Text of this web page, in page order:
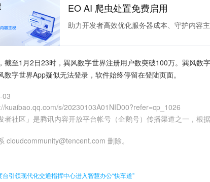
EO AI 爬虫处置免费启用
助力开发者高效优化服务器成本、守护内容
截至1月2日23时，巽风数字世界注册用户数突破100万。巽风数
数字世界App疑似无法登录，软件始终停留在登陆页面。
03
kuaibao.qq.com/s/20230103A01NID00?refer=cp_1026
者社区」是腾讯内容开放平台帐号（企鹅号）传播渠道之一，根据
cloudcommunity@tencent.com 删除。
台引领现代化交通指挥中心进入智慧办公“快车道”